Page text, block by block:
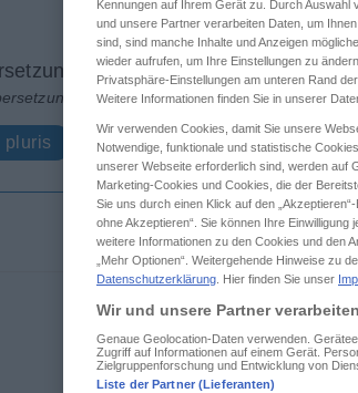
anklicken/antippen)
pluris Weitere Beispiele...
Kennungen auf Ihrem Gerät zu. Durch
und unsere Partner verarbeiten Daten, um
sind, sind manche Inhalte und Anzeigen
wieder aufrufen, um Ihre Einstellungen zu
Privatsphäre-Einstellungen am unteren Rand
Weitere Informationen finden Sie in unserer
Wir verwenden Cookies, damit Sie unsere
Notwendige, funktionale und statistische
unserer Webseite erforderlich sind, werden auf
Marketing-Cookies und Cookies, die der
Sie uns durch einen Klick auf den
ohne Akzeptieren“. Sie können Ihre
weitere Informationen zu den Cookies und den
„Mehr Optionen“. Weitergehende Hinweise zu
Datenschutzerklärung . Hier finden Sie unser
Wir und unsere Partner
Genaue Geolocation-Daten verwenden.
Zugriff auf Informationen auf einem Gerät.
Zielgruppenforschung und Entwicklung von
Liste der Partner (Lieferanten)